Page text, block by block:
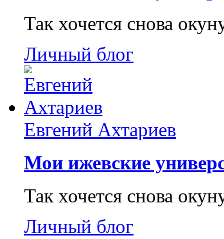
Так хочется снова
Личный блог
Евгений Ахтариев
Мои ижевские
Так хочется снова
Личный блог